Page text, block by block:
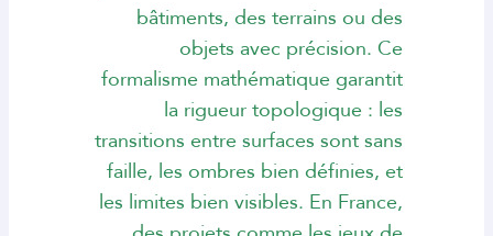
bâtiments, des terrains ou des
objets avec précision. Ce
formalisme mathématique garantit
la rigueur topologique : les
transitions entre surfaces sont sans
faille, les ombres bien définies, et
les limites bien visibles. En France,